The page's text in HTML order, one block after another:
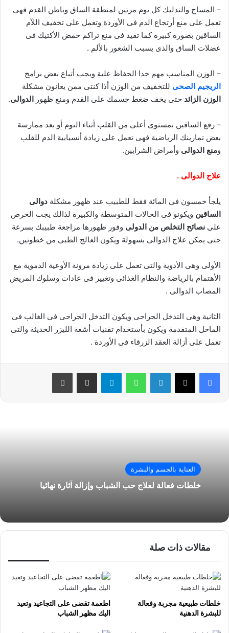
– المساج والتدليك كل يوم مرتين لمنطقة الساق وباطن القدم فهى
تعمل على منع أرتجاع الدم فى الأوردة وتعمل على تخفيف اللآم
الساقين بصورة كبيرة كما تفيد فى منع تراكم حمض الأكتيك فى
عضلات الساق والذى يسبب الشعور بالألم .
– الوزن المناسب مهم جدا الحفاظ علية ويجب أتباع بعض برامج
الريجيم الصحى للتخفيف من الوزن أذا كنتى ممن يعانون مشكلة
الوزن الزائد حتى يخف ضغط جسمك على القدم ومنع ظهور الدوالى.
– رفع الساقين بمستوى أعلى من القلب أثناء النوم أو بعد ممارسة
بعض تمارينك الرياضية فهى تعمل على زيادة أنسيابية الدم للقلب
ومنع الدوالى وأمراض الشرايين.
علاج الدوالى .
يلجأ خمسون فى المائة فقط للطبيب عند ظهور مشكلة دوالى
الساقين ويكونو فى الحالات المتوسطة والكبيرة لذالك يجب الحرص
على نصائح التخلص من الدولى وفور ظهورها مراجعة طبيبك بسرعة
حتى يمكن علاج الدوالى بسهولة ويكون العالج الطبى من خطوتين.
الأولى وهى الأدوية والتى تعمل على زيادة مرونة الأوعية الدموية مع
الأهتمام بالرياضة والنظام الغذائى وتغيير فى عادات وسلوك المريض
المصاب الدوالى .
الثانية وهى التدخل الجراحى ويكون التدخل الجراحى فى الغالب فى
الماحل المتقدمة ويكون بأستخدام تقنيات أشعة الليزر الحديثة والتى
تعمل على أزالة العقد الزرقاء فى الأوردة .
فيسبوك ‫X لينكدإن واتساب تيلقرام مشاركة عبر البريد طباعة
العناية بالجسم والبشرة
خلطات فعالة لعلاج حب الشباب وإزالة آثارة نهائيا
مقالات ذات صلة
اطعمة تقضى على التجاعيد وتعيد
اليك مظهر الشباب
خلطات طبيعية مجربة وفعالة
للبشرة الدهنية